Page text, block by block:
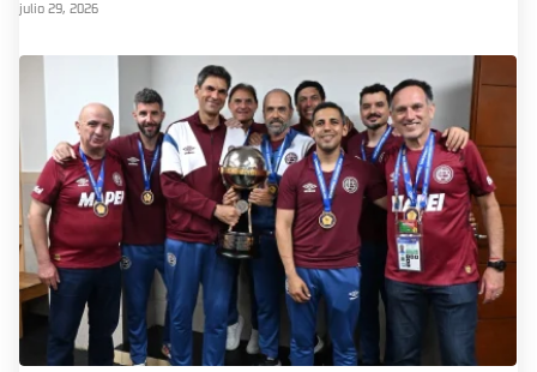
julio 29, 2026